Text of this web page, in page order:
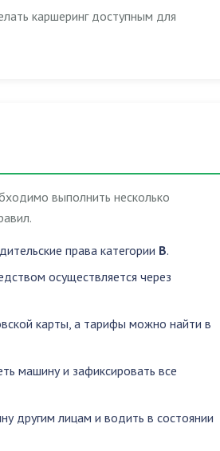
каршеринг доступным для
выполнить несколько
права категории B.
осуществляется через
карты, а тарифы можно найти в
машину и зафиксировать все
другим лицам и водить в состоянии